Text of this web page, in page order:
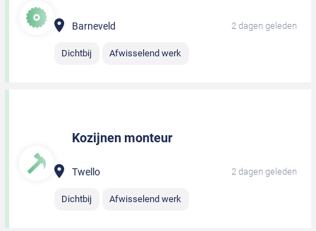
Barneveld 2 dagen geleden
Dichtbij Afwisselend werk
Kozijnen monteur
Twello 2 dagen geleden
Dichtbij Afwisselend werk